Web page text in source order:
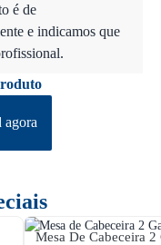
é de
e indicamos que
agora
Mesa De Cabeceira 2